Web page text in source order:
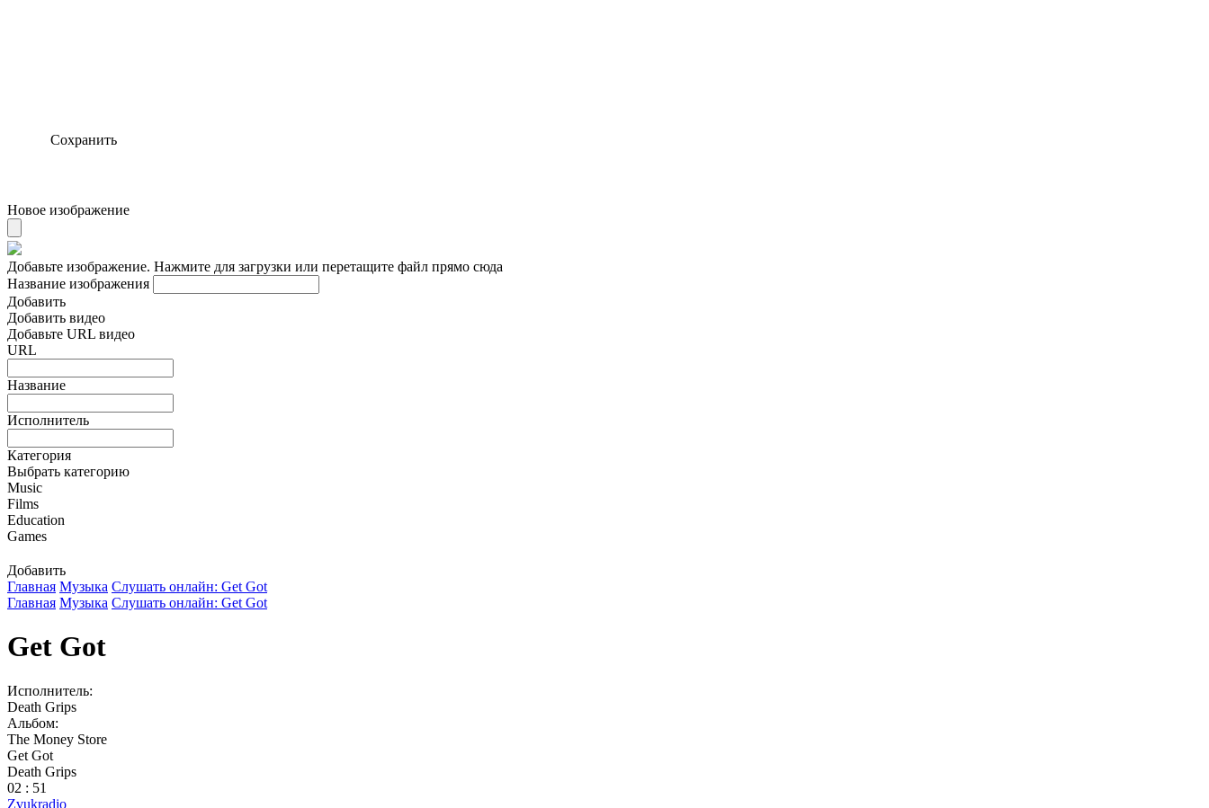
Сохранить
Новое изображение
Добавьте изображение. Нажмите для загрузки или перетащите файл прямо сюда
Название изображения
Добавить
Добавить видео
Добавьте URL видео
URL
Название
Исполнитель
Категория
Выбрать категорию
Music
Films
Education
Games
Добавить
Главная Музыка Слушать онлайн: Get Got
Главная Музыка Слушать онлайн: Get Got
Get Got
Исполнитель:
Death Grips
Альбом:
The Money Store
Get Got
Death Grips
02 : 51
Zvukradio